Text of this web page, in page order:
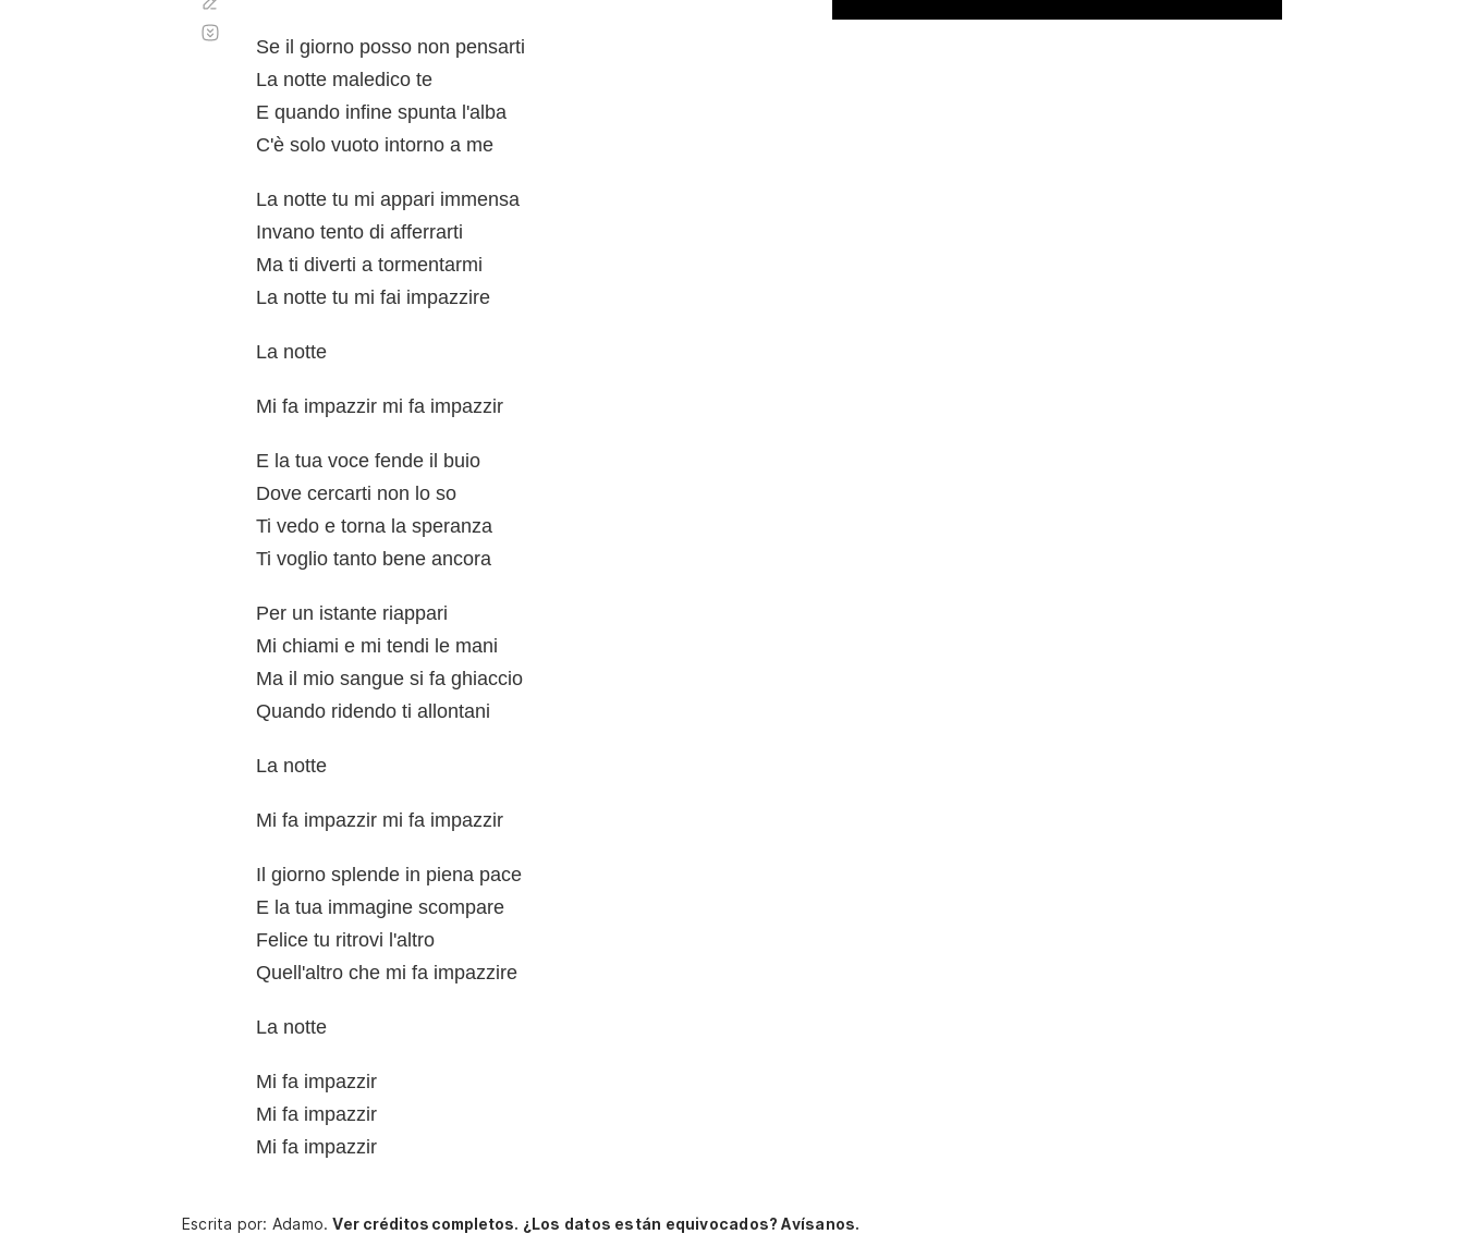
Se il giorno posso non pensarti
La notte maledico te
E quando infine spunta l'alba
C'è solo vuoto intorno a me
La notte tu mi appari immensa
Invano tento di afferrarti
Ma ti diverti a tormentarmi
La notte tu mi fai impazzire
La notte
Mi fa impazzir mi fa impazzir
E la tua voce fende il buio
Dove cercarti non lo so
Ti vedo e torna la speranza
Ti voglio tanto bene ancora
Per un istante riappari
Mi chiami e mi tendi le mani
Ma il mio sangue si fa ghiaccio
Quando ridendo ti allontani
La notte
Mi fa impazzir mi fa impazzir
Il giorno splende in piena pace
E la tua immagine scompare
Felice tu ritrovi l'altro
Quell'altro che mi fa impazzire
La notte
Mi fa impazzir
Mi fa impazzir
Mi fa impazzir
automático
Escrita por: Adamo.Ver créditos completos. ¿Los datos están equivocados? Avísanos.